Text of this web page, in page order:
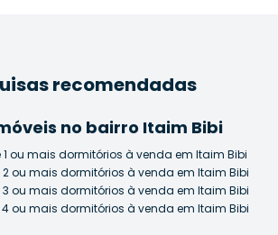
recomendadas
no bairro Itaim Bibi
ou mais dormitórios à venda em Itaim Bibi
ou mais dormitórios à venda em Itaim Bibi
ou mais dormitórios à venda em Itaim Bibi
ou mais dormitórios à venda em Itaim Bibi